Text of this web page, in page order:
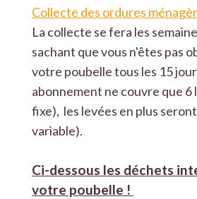
Collecte des ordures
La collecte se fera les
sachant que vous n'êtes pas
votre poubelle tous les 15
abonnement ne couvre que 6
fixe), les levées en plus
variable).
Ci-dessous les déchets
votre poubelle !